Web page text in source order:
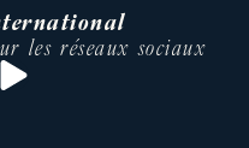
les réseaux sociaux